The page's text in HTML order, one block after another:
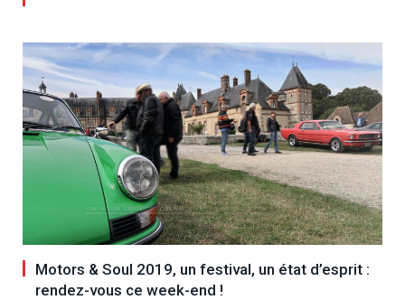
Motors & Soul 2019, un festival, un état d’esprit :
rendez-vous ce week-end !